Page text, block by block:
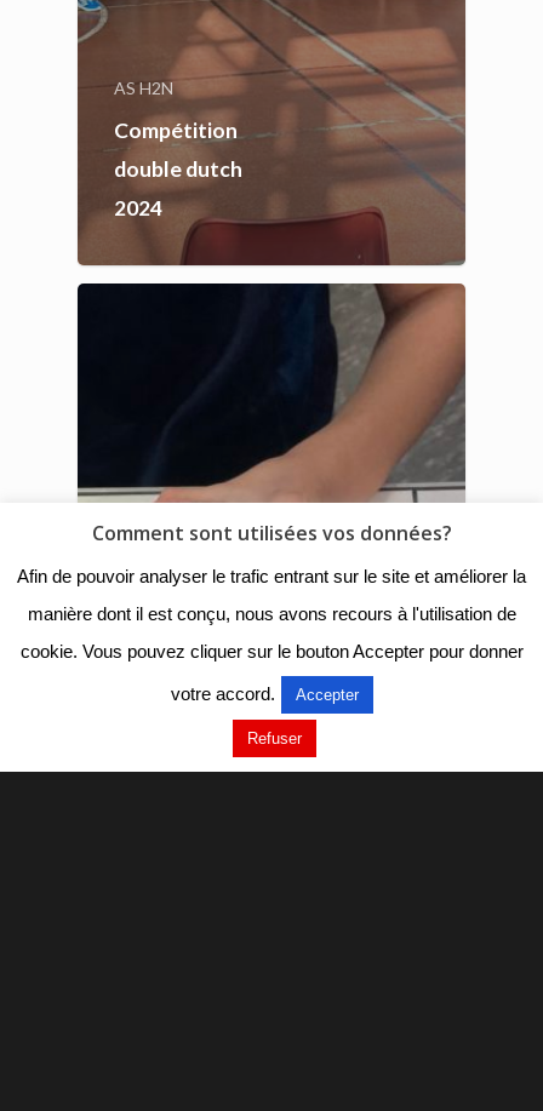
AS H2N
Compétition
double dutch
2024
Comment sont utilisées vos données?
Afin de pouvoir analyser le trafic entrant sur le site et améliorer la
manière dont il est conçu, nous avons recours à l'utilisation de
cookie. Vous pouvez cliquer sur le bouton Accepter pour donner
votre accord. Accepter
Refuser